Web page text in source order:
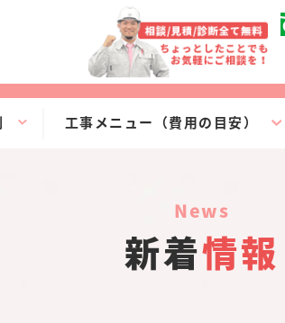
工事メニュー（費用の目安）
news
新着情報